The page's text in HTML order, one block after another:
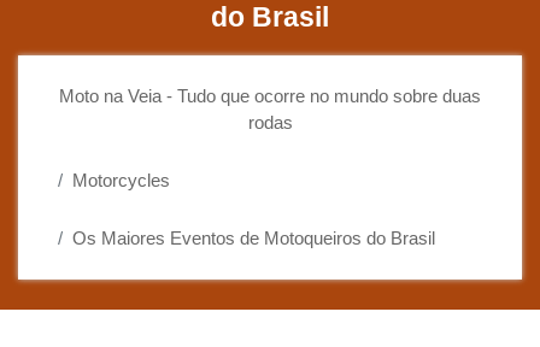
do Brasil
Moto na Veia - Tudo que ocorre no mundo sobre duas
rodas
Motorcycles
Os Maiores Eventos de Motoqueiros do Brasil